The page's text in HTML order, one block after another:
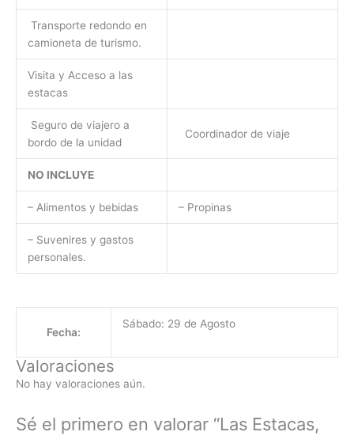
Transporte redondo en
camioneta de turismo.
Visita y Acceso a las
estacas
Seguro de viajero a
bordo de la unidad
Coordinador de viaje
NO INCLUYE
– Alimentos y bebidas – Propinas
– Suvenires y gastos
personales.
Fecha:
Sábado: 29 de Agosto
Valoraciones
No hay valoraciones aún.
Sé el primero en valorar “Las Estacas,